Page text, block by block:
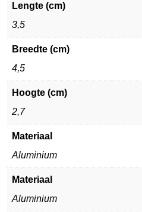
Lengte (cm)
3,5
Breedte (cm)
4,5
Hoogte (cm)
2,7
Materiaal
Aluminium
Materiaal
Aluminium